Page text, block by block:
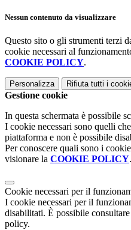
Nessun contenuto da visualizzare
Questo sito o gli strumenti terzi
cookie necessari al
COOKIE POLICY.
Personalizza Rifiuta tutti i
Gestione cookie
In questa schermata è possibile
I cookie necessari sono quelli
piattaforma e non è possibile
Per conoscere quali sono i
visionare la COOKIE POLICY.
Cookie necessari per il
I cookie necessari per il
disabilitati. È possibile
policy.